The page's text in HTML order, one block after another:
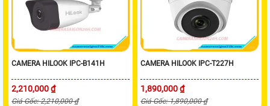
CAMERA HILOOK IPC-B141H
2,210,000 ₫
Giá Gốc: 2,210,000 ₫
CAMERA HILOOK IPC-T227H
1,890,000 ₫
Giá Gốc: 1,890,000 ₫